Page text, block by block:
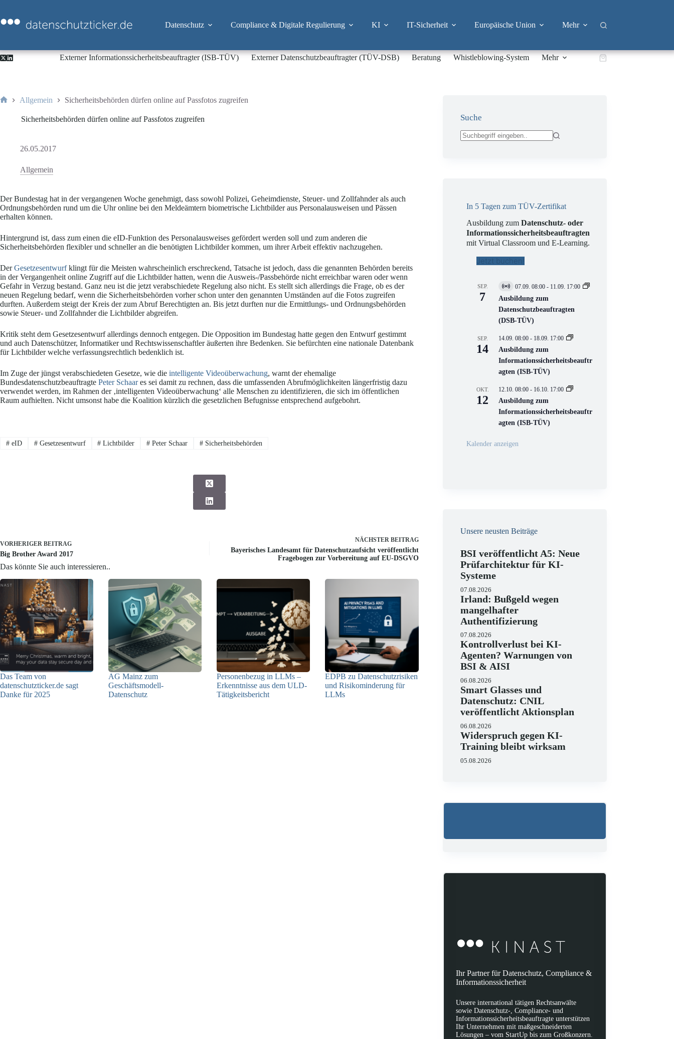
springen
Datenschutz Compliance & Digitale Regulierung KI IT-Sicherheit Europäische Union Mehr
Externer Informationssicherheitsbeauftragter (ISB-TÜV) Externer Datenschutzbeauftragter (TÜV-DSB) Beratung Whistleblowing-System Mehr Warenkorb
Allgemein Sicherheitsbehörden dürfen online auf Passfotos zugreifen
Sicherheitsbehörden dürfen online auf Passfotos zugreifen
26.05.2017
Allgemein
Der Bundestag hat in der vergangenen Woche genehmigt, dass sowohl Polizei, Geheimdienste, Steuer- und Zollfahnder als auch
Ordnungsbehörden rund um die Uhr online bei den Meldeämtern biometrische Lichtbilder aus Personalausweisen und Pässen
erhalten können.
Hintergrund ist, dass zum einen die eID-Funktion des Personalausweises gefördert werden soll und zum anderen die
Sicherheitsbehörden flexibler und schneller an die benötigten Lichtbilder kommen, um ihrer Arbeit effektiv nachzugehen.
DerGesetzesentwurfklingt für die Meisten wahrscheinlich erschreckend, Tatsache ist jedoch, dass die genannten Behörden bereits
in der Vergangenheit online Zugriff auf die Lichtbilder hatten, wenn die Ausweis-/Passbehörde nicht erreichbar waren oder wenn
Gefahr in Verzug bestand. Ganz neu ist die jetzt verabschiedete Regelung also nicht. Es stellt sich allerdings die Frage, ob es der
neuen Regelung bedarf, wenn die Sicherheitsbehörden vorher schon unter den genannten Umständen auf die Fotos zugreifen
durften. Außerdem steigt der Kreis der zum Abruf Berechtigten an. Bis jetzt durften nur die Ermittlungs- und Ordnungsbehörden
sowie Steuer- und Zollfahnder die Lichtbilder abgreifen.
Kritik steht dem Gesetzesentwurf allerdings dennoch entgegen. Die Opposition im Bundestag hatte gegen den Entwurf gestimmt
und auch Datenschützer, Informatiker und Rechtswissenschaftler äußerten ihre Bedenken. Sie befürchten eine nationale Datenbank
für Lichtbilder welche verfassungsrechtlich bedenklich ist.
Im Zuge der jüngst verabschiedeten Gesetze, wie die intelligente Videoüberwachung, warnt der ehemalige
Bundesdatenschutzbeauftragte Peter Schaares sei damit zu rechnen, dass die umfassenden Abrufmöglichkeiten längerfristig dazu
verwendet werden, im Rahmen der ‚intelligenten Videoüberwachung‘ alle Menschen zu identifizieren, die sich im öffentlichen
Raum aufhielten. Nicht umsonst habe die Koalition kürzlich die gesetzlichen Befugnisse entsprechend aufgebohrt.
#eID #Gesetzesentwurf # Lichtbilder # Peter Schaar # Sicherheitsbehörden
VORHERIGER BEITRAG
Big Brother Award 2017
NÄCHSTER BEITRAG
Bayerisches Landesamt für Datenschutzaufsicht veröffentlicht
Fragebogen zur Vorbereitung auf EU-DSGVO
Das könnte Sie auch interessieren..
Das Team von
datenschutzticker.de sagt
Danke für 2025
AG Mainz zum
Geschäftsmodell-
Datenschutz
Personenbezug in LLMs –
Erkenntnisse aus dem ULD-
Tätigkeitsbericht
EDPB zu Datenschutzrisiken
und Risikominderung für
LLMs
Suche
In 5 Tagen zum TÜV-Zertifikat
Ausbildung zumDatenschutz- oder
Informationssicherheitsbeauftragten
mit Virtual Classroom und E-Learning.
Jetzt buchen!
SEP.
7
V
i
t
u
l
V
e
r
n
s
t
a
t
n
07.09. 08:00 - 11.09. 17:00
Ausbildung zum
Datenschutzbeauftragten
(DSB-TÜV)
SEP.
14
14.09. 08:00 - 18.09. 17:00
Ausbildung zum
Informationssicherheitsbeauftr
agten (ISB-TÜV)
OKT.
12
12.10. 08:00 - 16.10. 17:00
Ausbildung zum
Informationssicherheitsbeauftr
agten (ISB-TÜV)
Kalender anzeigen
Unsere neusten Beiträge
BSI veröffentlicht A5: Neue
Prüfarchitektur für KI-
Systeme
07.08.2026
Irland: Bußgeld wegen
mangelhafter
Authentifizierung
07.08.2026
Kontrollverlust bei KI-
Agenten? Warnungen von
BSI & AISI
06.08.2026
Smart Glasses und
Datenschutz: CNIL
veröffentlicht Aktionsplan
06.08.2026
Widerspruch gegen KI-
Training bleibt wirksam
05.08.2026
Ihr Partner für Datenschutz, Compliance &
Informationssicherheit
Unsere international tätigen Rechtsanwälte
sowie Datenschutz-, Compliance- und
Informationssicherheitsbeauftragte unterstützen
Ihr Unternehmen mit maßgeschneiderten
Lösungen – vom StartUp bis zum Großkonzern.